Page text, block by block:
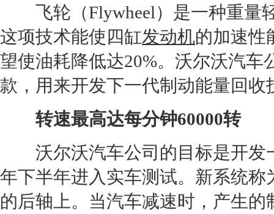
飞轮（Flywheel）是一种重量
这项技术能使四缸发动机的加速性
望使油耗降低达20%。 沃尔沃汽车
款，用来开发下一代制动能量回收
转速最高达每分钟60000转
沃尔沃汽车公司的目标是开发
年下半年进入实车测试。新系统
的后轴上。当汽车减速时，产生